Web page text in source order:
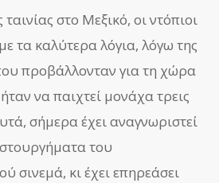
στο Μεξικό, οι ντόπιοι
τα καλύτερα λόγια, λόγω της
προβάλλονταν για τη χώρα
να παιχτεί μονάχα τρεις
σήμερα έχει αναγνωριστεί
του
σινεμά, κι έχει επηρεάσει